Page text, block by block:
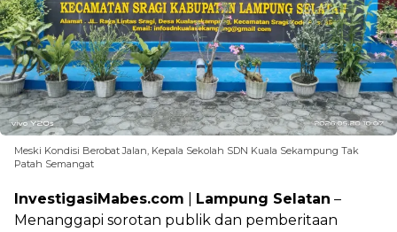
Meski Kondisi Berobat Jalan, Kepala Sekolah SDN Kuala Sekampung Tak
Patah Semangat
InvestigasiMabes.com Lampung Selatan –
Menanggapi sorotan publik dan pemberitaan